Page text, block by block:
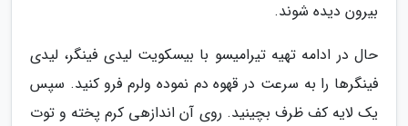
بیرون دیده شوند.
حال در ادامه تهیه تیرامیسو با بیسکویت لیدی فینگر، لیدی
فینگرها را به سرعت در قهوه دم نموده ولرم فرو کنید. سپس
یک لایه کف ظرف بچینید. روی آن اندازهی کرم پخته و توت